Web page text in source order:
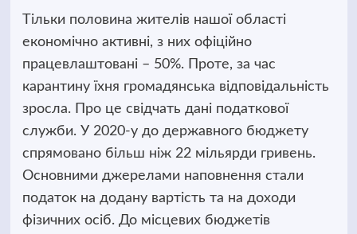
Тільки половина жителів нашої області
економічно активні, з них офіційно
працевлаштовані – 50%. Проте, за час
карантину їхня громадянська відповідальність
зросла. Про це свідчать дані податкової
служби. У 2020-у до державного бюджету
спрямовано більш ніж 22 мільярди гривень.
Основними джерелами наповнення стали
податок на додану вартість та на доходи
фізичних осіб. До місцевих бюджетів